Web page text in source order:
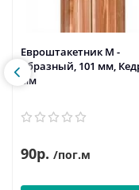
Евроштакетник М -
образный, 101 мм,
мм
90р. /пог.м